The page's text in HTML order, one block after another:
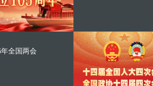
年全国两会